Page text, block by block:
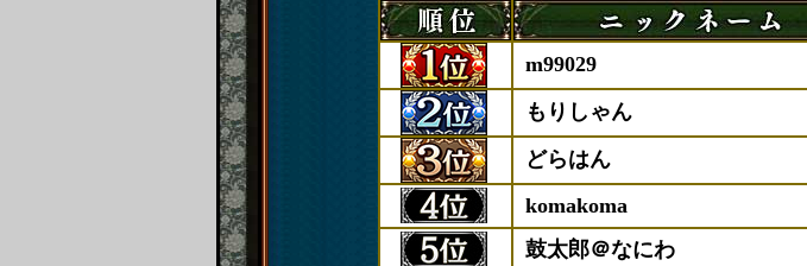
m99029
もりしゃん
どらはん
komakoma
鼓太郎＠なにわ